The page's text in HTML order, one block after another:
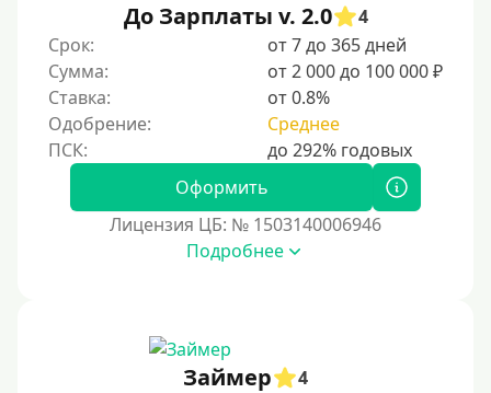
Для бизнеса
Документы
Без документов
По ИНН
По загранпаспорту
До Зарплаты v. 2.0
4
Срок:
от 7 до 365 дней
Сумма:
от 2 000 до 100 000 ₽
Ставка:
от 0.8%
Одобрение:
Среднее
Оформить
Лицензия ЦБ: № 1503140006946
Подробнее
Займер
4